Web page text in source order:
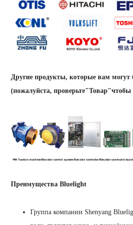
Другие продукты, которые вам могут
(пожалуйста, проверьте"Товар"чтобы
Преимущества Bluelight
Группа компании Shenyang